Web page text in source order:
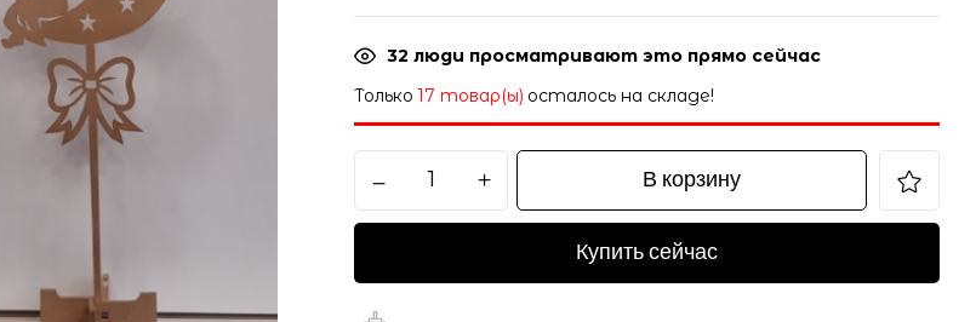
32 люди просматривают это прямо сейчас
Только 17 товар(ы) осталось на складе!
В корзину
Купить сейчас